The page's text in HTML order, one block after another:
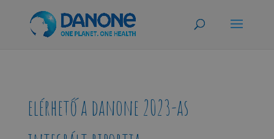
elérhető a danone 2023-as